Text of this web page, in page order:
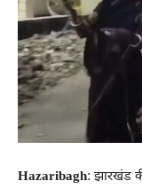
Hazaribagh: झारखंड